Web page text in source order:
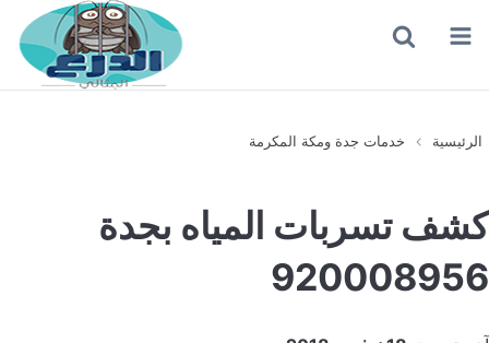
القائمة
عن الرئيسية خدمات جدة ومكة المكرمة
كشف تسربات المياه بجدة
920008956